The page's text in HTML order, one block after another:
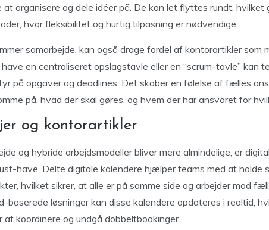
organisere og dele idéer på. De kan let flyttes rundt, hvilket
hvor fleksibilitet og hurtig tilpasning er nødvendige.
samarbejde, kan også drage fordel af kontorartikler som
en centraliseret opslagstavle eller en “scrum-tavle” kan
på opgaver og deadlines. Det skaber en følelse af fælles
på, hvad der skal gøres, og hvem der har ansvaret for
og kontorartikler
og hybride arbejdsmodeller bliver mere almindelige, er
have. Delte digitale kalendere hjælper teams med at holde
hvilket sikrer, at alle er på samme side og arbejder mod
baserede løsninger kan disse kalendere opdateres i realtid,
koordinere og undgå dobbeltbookinger.